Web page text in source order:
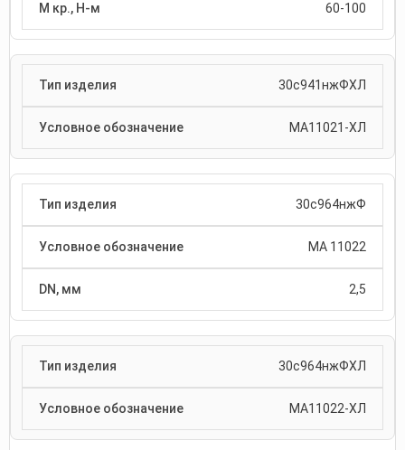
60-100
30с941нжФХЛ
МА11021-ХЛ
30с964нжФ
МА 11022
2,5
30с964нжФХЛ
МА11022-ХЛ